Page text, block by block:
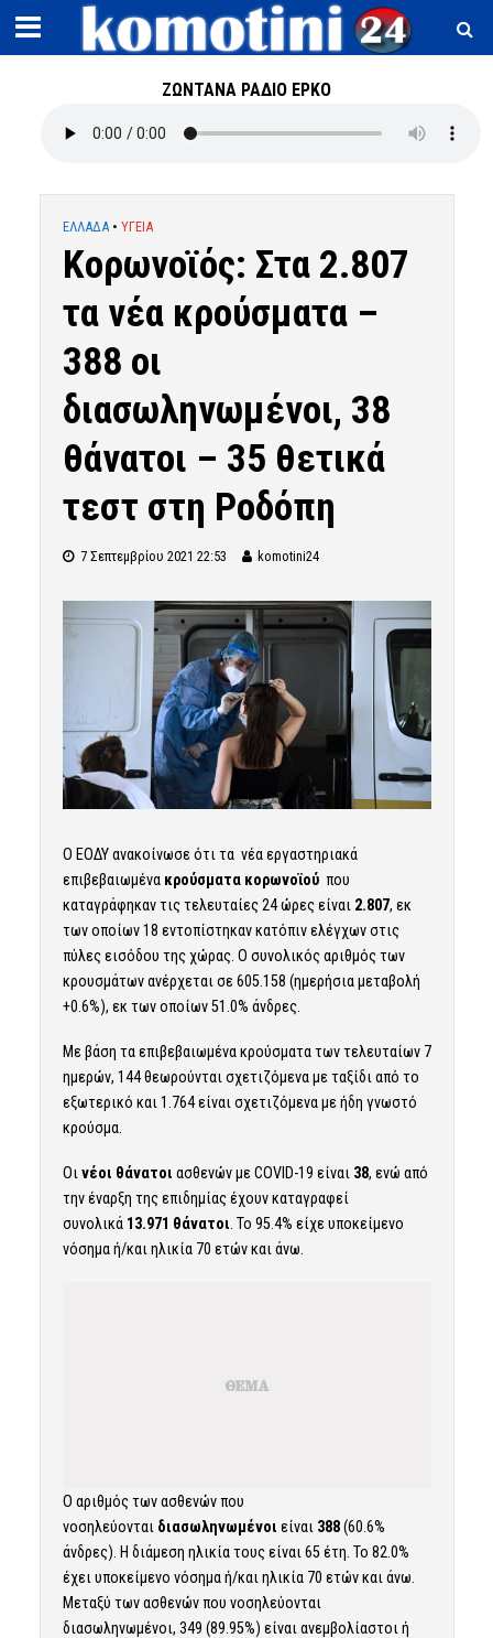
ΖΩΝΤΑΝΑ ΡΑΔΙΟ ΕΡΚΟ
ΕΛΛΑΔΑ • ΥΓΕΙΑ
Κορωνοϊός: Στα 2.807
τα νέα κρούσματα –
388 οι
διασωληνωμένοι, 38
θάνατοι – 35 θετικά
τεστ στη Ροδόπη
7 Σεπτεμβρίου 2021 22:53 komotini24
Ο ΕΟΔΥ ανακοίνωσε ότι τα νέα εργαστηριακά
επιβεβαιωμένακρούσματα κορωνοϊούπου
καταγράφηκαν τις τελευταίες 24 ώρες είναι 2.807, εκ
των οποίων 18 εντοπίστηκαν κατόπιν ελέγχων στις
πύλες εισόδου της χώρας. Ο συνολικός αριθμός των
κρουσμάτων ανέρχεται σε 605.158 (ημερήσια μεταβολή
+0.6%), εκ των οποίων 51.0% άνδρες.
Με βάση τα επιβεβαιωμένα κρούσματα των τελευταίων 7
ημερών, 144 θεωρούνται σχετιζόμενα με ταξίδι από το
εξωτερικό και 1.764 είναι σχετιζόμενα με ήδη γνωστό
κρούσμα.
Οι νέοι θάνατοι ασθενών με COVID-19 είναι 38, ενώ από
την έναρξη της επιδημίας έχουν καταγραφεί
συνολικά13.971 θάνατοι . Το 95.4% είχε υποκείμενο
νόσημα ή/και ηλικία 70 ετών και άνω.
Ο αριθμός των ασθενών που
νοσηλεύονται διασωληνωμένοι είναι 388(60.6%
άνδρες). Η διάμεση ηλικία τους είναι 65 έτη. To 82.0%
έχει υποκείμενο νόσημα ή/και ηλικία 70 ετών και άνω.
Μεταξύ των ασθενών που νοσηλεύονται
διασωληνωμένοι, 349 (89.95%) είναι ανεμβολίαστοι ή